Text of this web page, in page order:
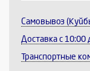
Самовывоз
Доставка c 10:00
Транспортные